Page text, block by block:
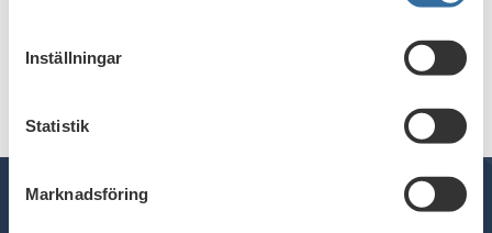
Inställningar
Statistik
Marknadsföring